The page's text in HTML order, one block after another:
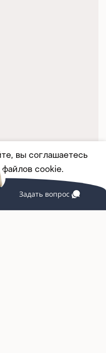
вы соглашаетесь
cookie.
ПринятьЗадать вопрос